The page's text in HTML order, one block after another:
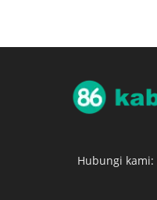
Hubungi kami: